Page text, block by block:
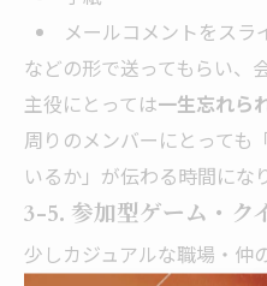
メールコメントをスラ
などの形で送ってもらい、
主役にとっては一生忘れら
周りのメンバーにとっても
いるか」が伝わる時間にな
3-5. 参加型ゲーム・ク
少しカジュアルな職場・仲